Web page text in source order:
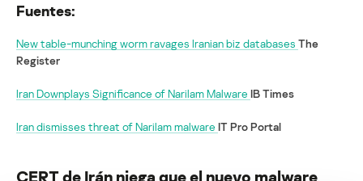
Fuentes:
New table-munching worm ravages Iranian biz databases The
Register
Iran Downplays Significance of Narilam Malware IB Times
Iran dismisses threat of Narilam malware IT Pro Portal
CERT de Irán niega que el nuevo malware